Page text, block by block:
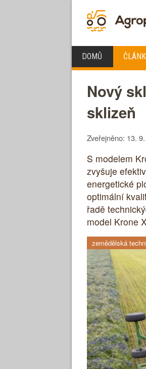
DOMŮ
Nový
sklizeň
Zveřejněno: 13.
S modelem
zvyšuje
energetické
optimální
řadě
model Krone
zemědělská